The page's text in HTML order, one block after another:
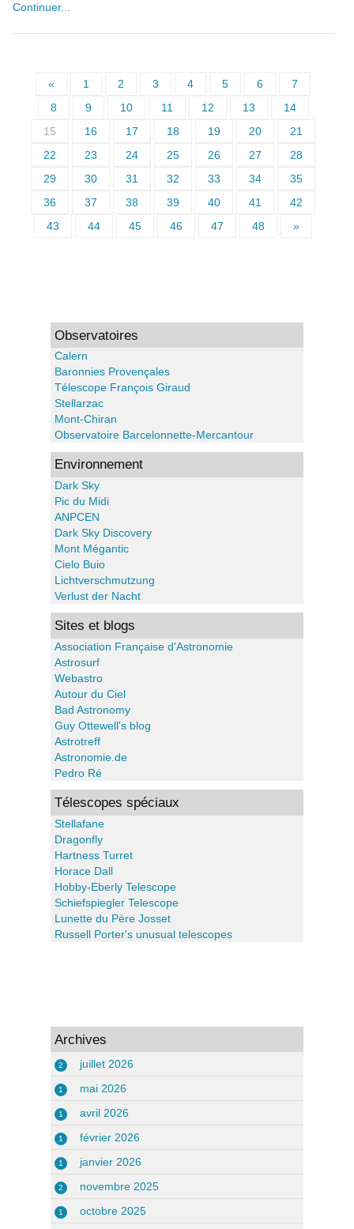
Continuer...
« 1 2 3 4 5 6
7
8
9 10 11 12 13
14
15
16 17 18 19 20
21
22
23 24 25 26 27
28
29
30 31 32 33 34
35
36
37 38 39 40 41
42
43
44 45 46 47 48 »
Observatoires
Calern
Baronnies Provençales
Télescope François Giraud
Stellarzac
Mont-Chiran
Observatoire Barcelonnette-Mercantour
Environnement
Dark Sky
Pic du Midi
ANPCEN
Dark Sky Discovery
Mont Mégantic
Cielo Buio
Lichtverschmutzung
Verlust der Nacht
Sites et blogs
Association Française d'Astronomie
Astrosurf
Webastro
Autour du Ciel
Bad Astronomy
Guy Ottewell's blog
Astrotreff
Astronomie.de
Pedro Ré
Télescopes spéciaux
Stellafane
Dragonfly
Hartness Turret
Horace Dall
Hobby-Eberly Telescope
Schiefspiegler Telescope
Lunette du Père Josset
Russell Porter's unusual telescopes
Archives
2 juillet 2026
1 mai 2026
1 avril 2026
1 février 2026
1 janvier 2026
2 novembre 2025
1 octobre 2025